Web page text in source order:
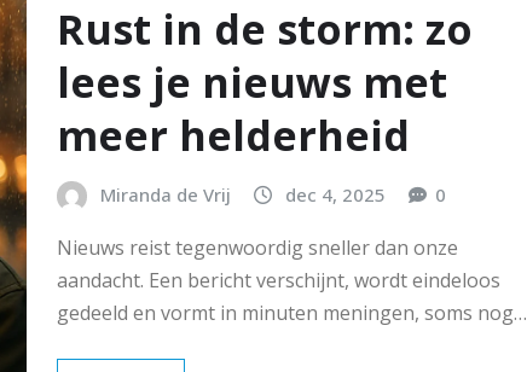
Rust in de storm: zo
lees je nieuws met
meer helderheid
Miranda de Vrij dec 4, 2025 0
Nieuws reist tegenwoordig sneller dan onze
aandacht. Een bericht verschijnt, wordt eindeloos
gedeeld en vormt in minuten meningen, soms nog…